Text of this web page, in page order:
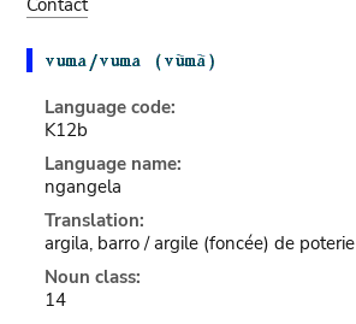
Contact
Language code:
K12b
Language name:
ngangela
Translation:
argila, barro / argile (foncée) de poterie
Noun class:
14